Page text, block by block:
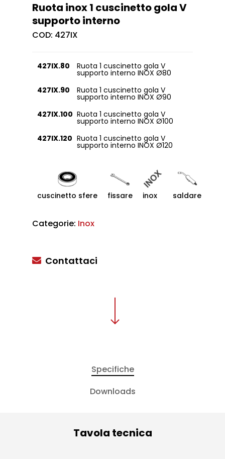
Ruota inox 1 cuscinetto gola V
supporto interno
COD: 427IX
427IX.80 Ruota 1 cuscinetto gola V
supporto interno INOX Ø80
427IX.90
Ruota 1 cuscinetto gola V
supporto interno INOX Ø90
427IX.100 Ruota 1 cuscinetto gola V
supporto interno INOX Ø100
427IX.120 Ruota 1 cuscinetto gola V
supporto interno INOX Ø120
cuscinetto sfere fissare inox saldare
Categorie: Inox
Contattaci
Specifiche
Downloads
Tavola tecnica